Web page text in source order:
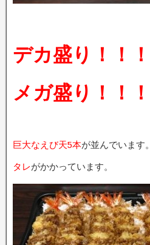
デカ盛り！！！
メガ盛り！！！
巨大なえび天5本が並んでいます。
タレがかかっています。